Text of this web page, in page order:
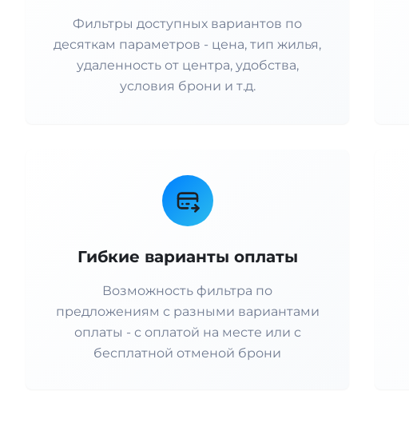
Фильтры доступных вариантов по
десяткам параметров - цена, тип жилья,
удаленность от центра, удобства,
условия брони и т.д.
Гибкие варианты оплаты
Возможность фильтра по
предложениям с разными вариантами
оплаты - с оплатой на месте или с
бесплатной отменой брони